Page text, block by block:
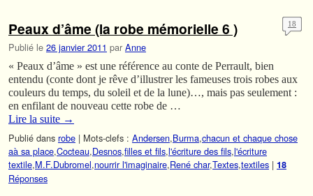
Peaux d’âme (la robe mémorielle 6 )
Publié le 26 janvier 2011 par Anne
18
« Peaux d’âme » est une référence au conte de Perrault, bien
entendu (conte dont je rêve d’illustrer les fameuses trois robes aux
couleurs du temps, du soleil et de la lune)…, mais pas seulement :
en enfilant de nouveau cette robe de …
Lire la suite →
Publié dans robe | Mots-clefs : Andersen,Burma,chacun et chaque chose
aà sa place,Cocteau,Desnos,filles et fils,l'écriture des fils,l'écriture
textile,M.F.Dubromel,nourrir l'imaginaire,René char,Textes,textiles | 18
Réponses